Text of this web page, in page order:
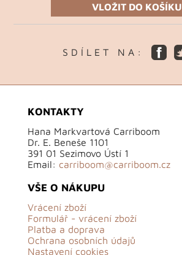
VLOŽIT DO KOŠÍKU
S D Í L E T N A :
KONTAKTY
Hana Markvartová Carriboom
Dr. E. Beneše 1101
391 01 Sezimovo Ústí 1
Email: carriboom@carriboom.cz
VŠE O NÁKUPU
Vrácení zboží
Formulář - vrácení zboží
Platba a doprava
Ochrana osobních údajů
Nastavení cookies